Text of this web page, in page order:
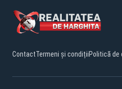
ContactTermeni și condițiiPolitică